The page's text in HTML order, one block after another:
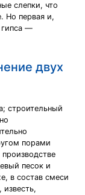
слепки, что
Но первая и,
гипса —
двух
строительный
порами
песок и
в состав смеси
известь,